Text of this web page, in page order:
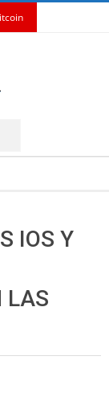
IOS Y
LAS